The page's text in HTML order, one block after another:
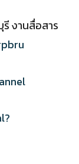
งานสื่อสาร